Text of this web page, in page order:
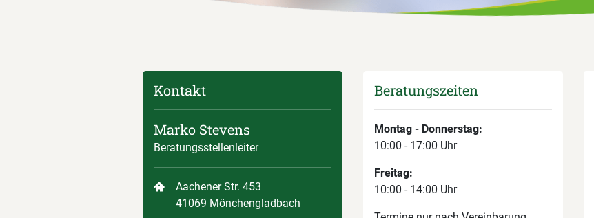
Kontakt
Marko Stevens
Beratungsstellenleiter
Aachener Str. 453
41069 Mönchengladbach
Beratungszeiten
Montag - Donnerstag:
10:00 - 17:00 Uhr
Freitag:
10:00 - 14:00 Uhr